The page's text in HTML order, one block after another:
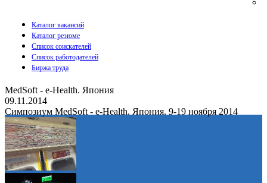
Каталог вакансий
Каталог резюме
Список соискателей
Список работодателей
Биржа труда
MedSoft - e-Health. Япония
09.11.2014
Симпозиум MedSoft - e-Health. Япония. 9-19 ноября 2014